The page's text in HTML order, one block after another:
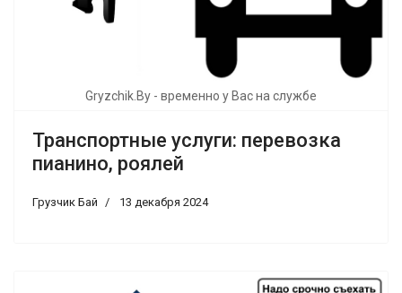
Gryzchik.By - временно у Вас на службе
Транспортные услуги: перевозка
пианино, роялей
Грузчик Бай 13 декабря 2024